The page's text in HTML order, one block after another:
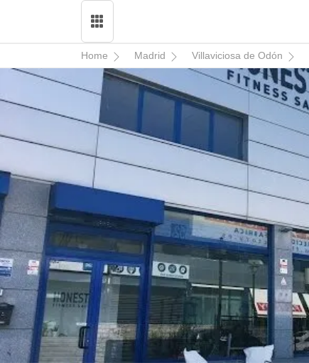
Home Madrid Villaviciosa de Odón